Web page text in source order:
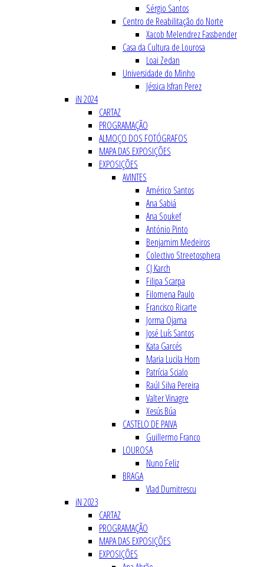
Sérgio Santos
Centro de Reabilitação do Norte
Xacob Melendrez Fassbender
Casa da Cultura de Lourosa
Loai Zedan
Universidade do Minho
Jéssica Isfran Perez
iN 2024
CARTAZ
PROGRAMAÇÃO
ALMOÇO DOS FOTÓGRAFOS
MAPA DAS EXPOSIÇÕES
EXPOSIÇÕES
AVINTES
Américo Santos
Ana Sabiá
Ana Soukef
António Pinto
Benjamim Medeiros
Colectivo Streetosphera
CJ Karch
Filipa Scarpa
Filomena Paulo
Francisco Ricarte
Jorma Ojama
José Luís Santos
Kata Garcés
Maria Lucila Horn
Patrícia Scialo
Raúl Silva Pereira
Valter Vinagre
Xesús Búa
CASTELO DE PAIVA
Guillermo Franco
LOUROSA
Nuno Feliz
BRAGA
Vlad Dumitrescu
iN 2023
CARTAZ
PROGRAMAÇÃO
MAPA DAS EXPOSIÇÕES
EXPOSIÇÕES